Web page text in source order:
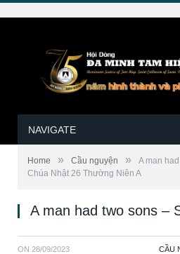
NAVIGATE
Home » Cầu nguyện »
A man
Chúa Nhật 26 Thường Niên A
A man had two sons –
ON 28/09/2023 CẦU